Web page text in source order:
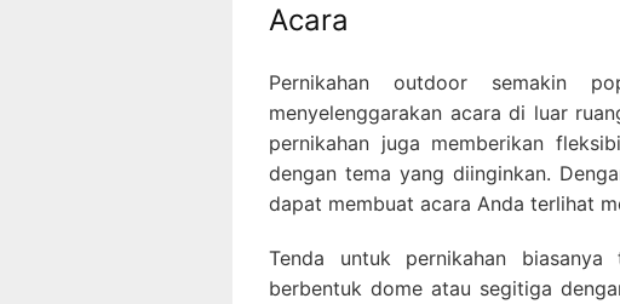
Acara
Pernikahan outdoor semakin
menyelenggarakan acara di luar
pernikahan juga memberikan
dengan tema yang diinginkan.
dapat membuat acara Anda terlihat
Tenda untuk pernikahan
berbentuk dome atau segitiga